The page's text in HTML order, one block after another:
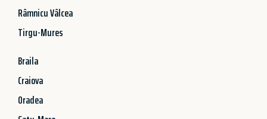
Râmnicu Vâlcea
Tirgu-Mures
Braila
Craiova
Oradea